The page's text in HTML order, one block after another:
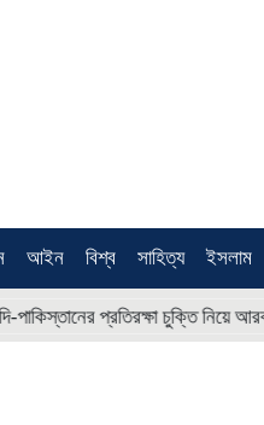
আইন বিশ্ব সাহিত্য ইসলাম
চুক্তি নিয়ে আরব বিশ্বের